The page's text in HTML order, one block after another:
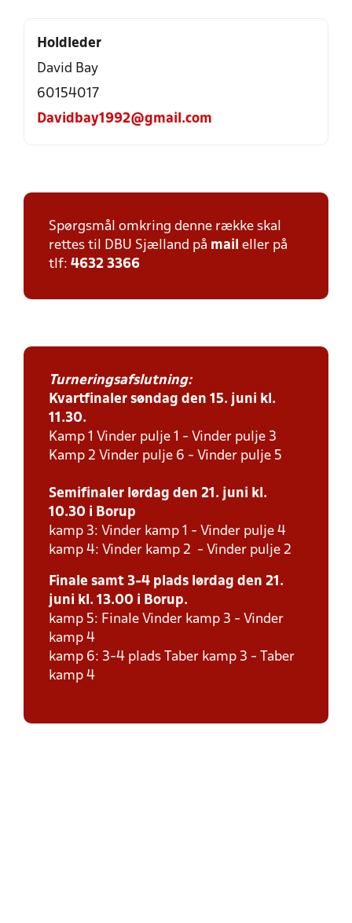
Holdleder
David Bay
60154017
Davidbay1992@gmail.com
Spørgsmål omkring denne række skal
rettes til DBU Sjælland på mail eller på
tlf: 4632 3366
Turneringsafslutning:
Kvartfinaler søndag den 15. juni kl.
11.30.
Kamp 1 Vinder pulje 1 - Vinder pulje 3
Kamp 2 Vinder pulje 6 - Vinder pulje 5
Semifinaler lørdag den 21. juni kl.
10.30 i Borup
kamp 3: Vinder kamp 1 - Vinder pulje 4
kamp 4: Vinder kamp 2 - Vinder pulje 2
Finale samt 3-4 plads lørdag den 21.
juni kl. 13.00 i Borup.
kamp 5: Finale Vinder kamp 3 - Vinder
kamp 4
kamp 6: 3-4 plads Taber kamp 3 - Taber
kamp 4